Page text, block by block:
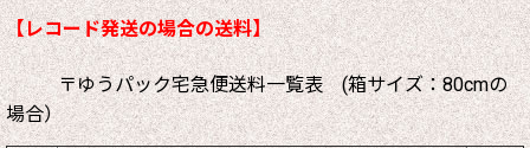
【レコード発送の場合の送料】
〒ゆうパック宅急便送料一覧表 (箱サイズ：80cmの
場合）